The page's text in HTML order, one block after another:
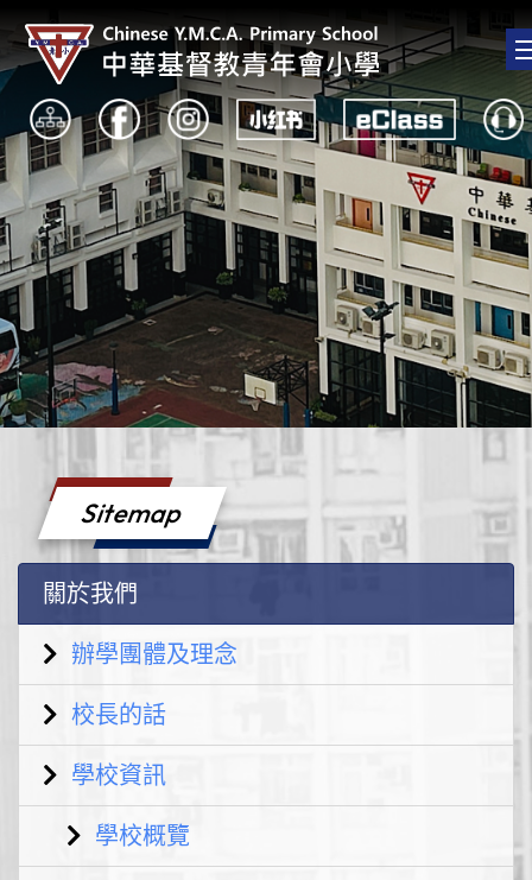
Sitemap
關於我們
辦學團體及理念
校長的話
學校資訊
學校概覽